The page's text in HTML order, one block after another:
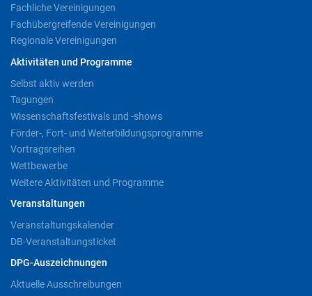
Fachliche Vereinigungen
Fachübergreifende Vereinigungen
Regionale Vereinigungen
Aktivitäten und Programme
Selbst aktiv werden
Tagungen
Wissenschaftsfestivals und -shows
Förder-, Fort- und Weiterbildungsprogramme
Vortragsreihen
Wettbewerbe
Weitere Aktivitäten und Programme
Veranstaltungen
Veranstaltungskalender
DB-Veranstaltungsticket
DPG-Auszeichnungen
Aktuelle Ausschreibungen